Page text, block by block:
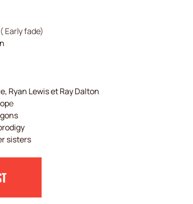
( Early fade)
Ryan Lewis et Ray Dalton
e
sisters